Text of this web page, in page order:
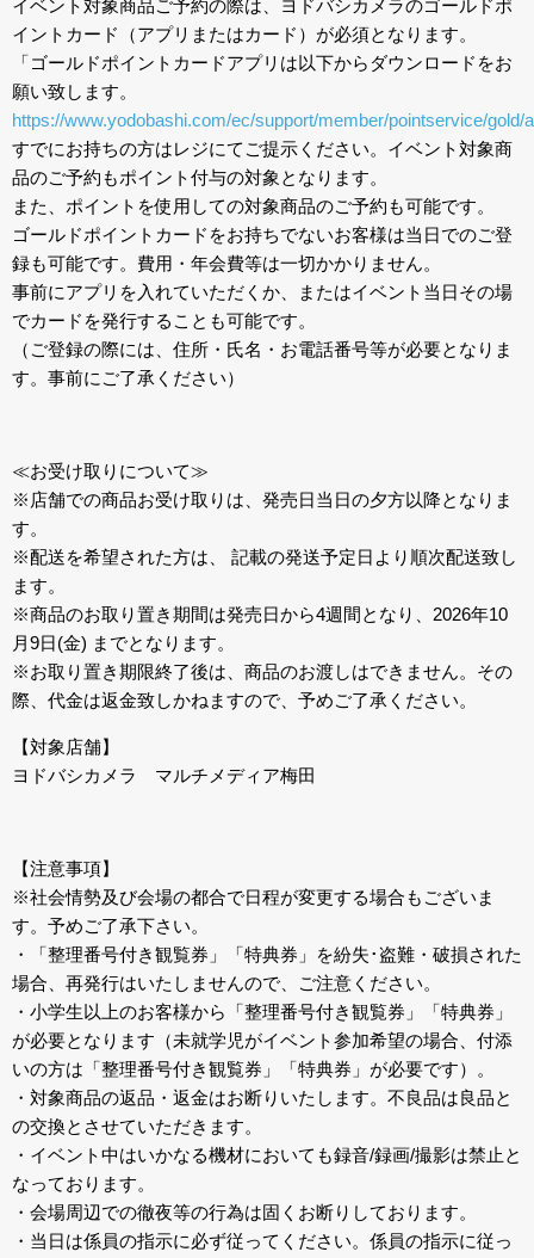
イベント対象商品ご予約の際は、ヨドバシカメラのゴールドポ
イントカード（アプリまたはカード）が必須となります。
「ゴールドポイントカードアプリは以下からダウンロードをお
願い致します。
https://www.yodobashi.com/ec/support/member/pointservice/gold/
すでにお持ちの方はレジにてご提示ください。イベント対象商
品のご予約もポイント付与の対象となります。
また、ポイントを使用しての対象商品のご予約も可能です。
ゴールドポイントカードをお持ちでないお客様は当日でのご登
録も可能です。費用・年会費等は一切かかりません。
事前にアプリを入れていただくか、またはイベント当日その場
でカードを発行することも可能です。
（ご登録の際には、住所・氏名・お電話番号等が必要となりま
す。事前にご了承ください）
≪お受け取りについて≫
※店舗での商品お受け取りは、発売日当日の夕方以降となりま
す。
※配送を希望された方は、 記載の発送予定日より順次配送致し
ます。
※商品のお取り置き期間は発売日から4週間となり、2026年10
月9日(金) までとなります。
※お取り置き期限終了後は、商品のお渡しはできません。その
際、代金は返金致しかねますので、予めご了承ください。
【対象店舗】
ヨドバシカメラ マルチメディア梅田
【注意事項】
※社会情勢及び会場の都合で日程が変更する場合もございま
す。予めご了承下さい。
・「整理番号付き観覧券」「特典券」を紛失･盗難・破損された
場合、再発行はいたしませんので、ご注意ください。
・小学生以上のお客様から「整理番号付き観覧券」「特典券」
が必要となります（未就学児がイベント参加希望の場合、付添
いの方は「整理番号付き観覧券」「特典券」が必要です）。
・対象商品の返品・返金はお断りいたします。不良品は良品と
の交換とさせていただきます。
・イベント中はいかなる機材においても録音/録画/撮影は禁止と
なっております。
・会場周辺での徹夜等の行為は固くお断りしております。
・当日は係員の指示に必ず従ってください。係員の指示に従っ